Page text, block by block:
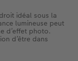
idéal sous la
lumineuse peut
d’effet photo.
d’être dans